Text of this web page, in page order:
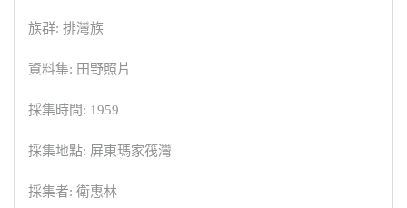
族群: 排灣族
資料集: 田野照片
採集時間: 1959
採集地點: 屏東瑪家筏灣
採集者: 衛惠林